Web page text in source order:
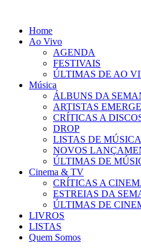
conteúdo
Home
Ao Vivo
AGENDA
FESTIVAIS
ÚLTIMAS DE AO
Música
ÁLBUNS DA
ARTISTAS
CRÍTICAS A
DROP
LISTAS DE MÚSICA
NOVOS
ÚLTIMAS DE
Cinema & TV
CRÍTICAS A
ESTREIAS DA
ÚLTIMAS DE
LIVROS
LISTAS
Quem Somos